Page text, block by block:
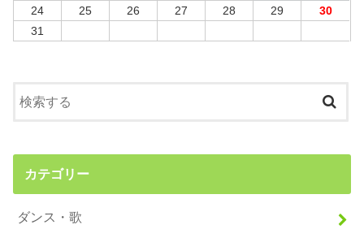
24
25 26 27 28 29
30
31
カテゴリー
ダンス・歌